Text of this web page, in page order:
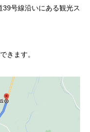
39号線沿いにある観光ス
きます。